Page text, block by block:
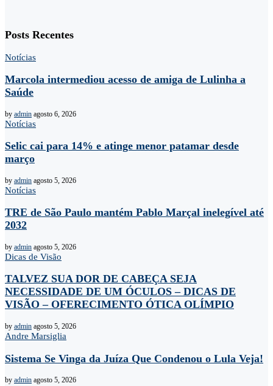
Posts Recentes
Notícias
Marcola intermediou acesso de amiga de Lulinha a
Saúde
by admin agosto 6, 2026
Notícias
Selic cai para 14% e atinge menor patamar desde
março
by admin agosto 5, 2026
Notícias
TRE de São Paulo mantém Pablo Marçal inelegível até
2032
by admin agosto 5, 2026
Dicas de Visão
TALVEZ SUA DOR DE CABEÇA SEJA
NECESSIDADE DE UM ÓCULOS – DICAS DE
VISÃO – OFERECIMENTO ÓTICA OLÍMPIO
by admin agosto 5, 2026
Andre Marsiglia
Sistema Se Vinga da Juíza Que Condenou o Lula Veja!
by admin agosto 5, 2026